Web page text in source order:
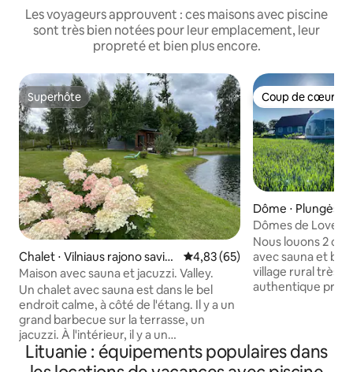
Les voyageurs approuvent : ces maisons avec piscine
sont très bien notées pour leur emplacement, leur
propreté et bien plus encore.
Superhôte
Superhôte
Chalet ⋅ Vilniaus rajono saviva
ldybė
Évaluation moyenne sur la
4,83 (65)
Maison avec sauna et jacuzzi. Valley.
Un chalet avec sauna est dans le bel
endroit calme, à côté de l'étang. Il y a un
grand barbecue sur la terrasse, un
jacuzzi. À l'intérieur, il y a un
réfrigérateur, une plaque de cuisson, de
la vaisselle, un centre musical. La
Coup de cœur
Coup de cœur
Dôme ⋅ Plungės
aldybė
Dômes de
Nous louons 2
avec sauna et
village rural très
authentique près
départ. Nous
chaque
Lituanie : équipements populaires dans